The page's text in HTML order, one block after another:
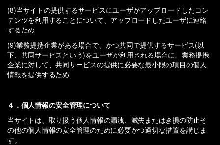
(8)当サイトの提供するサービスにユーザがアップロードしたコン
テンツを利用することについて、アップロードしたユーザに連絡
するため
(9)業務提携企業がある場合で、かつ共同で提供するサービス(以
下、共同サービスという)をユーザが利用される場合に、業務提携
企業に対して、共同サービスの提供に必要な最小限の項目の個人
情報を提供するため
４．個人情報の安全管理について
当サイトは、取り扱う個人情報の漏洩、滅失またはき損の防止そ
の他の個人情報の安全管理のために必要かつ適切な措置を講じま
す。